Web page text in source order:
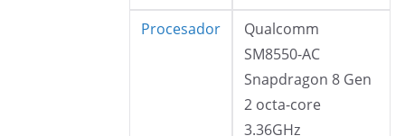
Procesador
Qualcomm
SM8550-AC
Snapdragon 8 Gen
2 octa-core
3.36GHz